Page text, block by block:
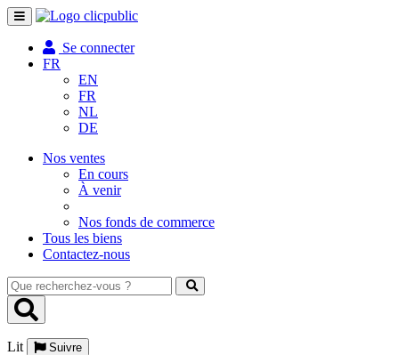
Toggle
navigation
Se connecter
FR
EN
FR
NL
DE
Nos ventes
En cours
À venir
Nos fonds de commerce
Tous les biens
Contactez-nous
Que
recherchez-
vous
Lit
Suivre